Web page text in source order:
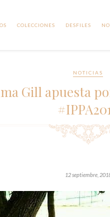
COLECCIONES DESFILES
NOTICIAS
Gill apuesta
12 septiembre,